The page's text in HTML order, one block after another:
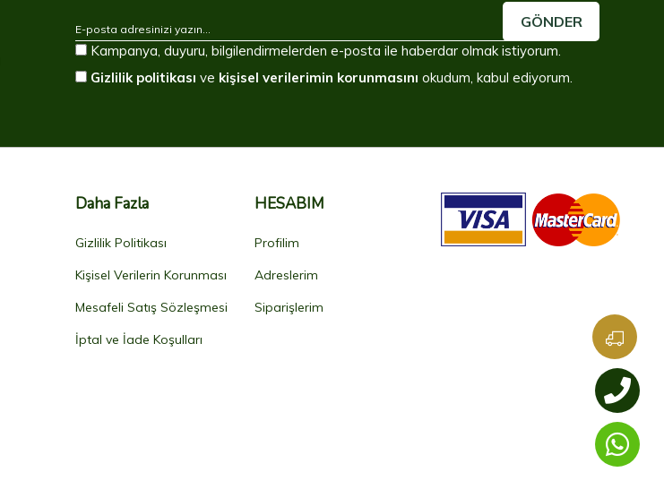
GÖNDER
Kampanya, duyuru, bilgilendirmelerden e-posta ile haberdar olmak istiyorum.
Gizlilik politikası ve kişisel verilerimin korunmasını okudum, kabul ediyorum.
Daha Fazla
Gizlilik Politikası
Kişisel Verilerin Korunması
Mesafeli Satış Sözleşmesi
İptal ve İade Koşulları
HESABIM
Profilim
Adreslerim
Siparişlerim